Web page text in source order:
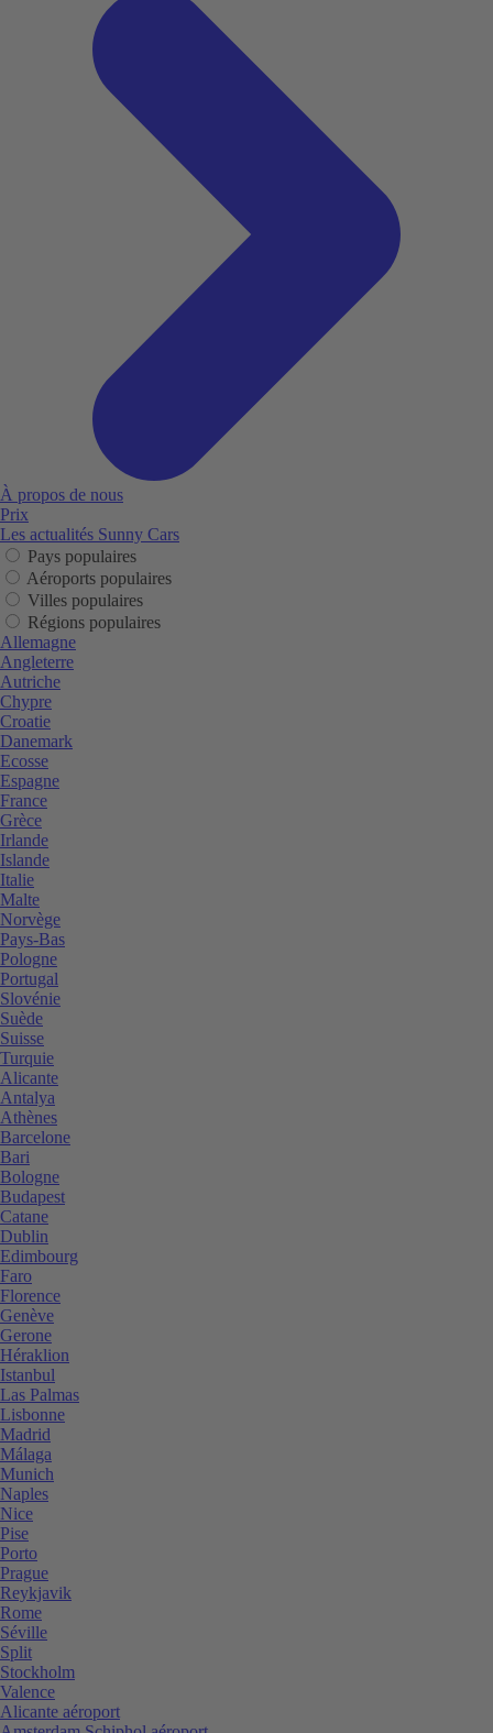
À propos de nous
Prix
Les actualités Sunny Cars
Pays populaires
Aéroports populaires
Villes populaires
Régions populaires
Allemagne
Angleterre
Autriche
Chypre
Croatie
Danemark
Ecosse
Espagne
France
Grèce
Irlande
Islande
Italie
Malte
Norvège
Pays-Bas
Pologne
Portugal
Slovénie
Suède
Suisse
Turquie
Alicante
Antalya
Athènes
Barcelone
Bari
Bologne
Budapest
Catane
Dublin
Edimbourg
Faro
Florence
Genève
Gerone
Héraklion
Istanbul
Las Palmas
Lisbonne
Madrid
Málaga
Munich
Naples
Nice
Pise
Porto
Prague
Reykjavik
Rome
Séville
Split
Stockholm
Valence
Alicante aéroport